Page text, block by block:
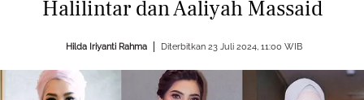
Halilintar dan Aaliyah Massaid
Hilda Iriyanti Rahma Diterbitkan 23 Juli 2024, 11:00 WIB